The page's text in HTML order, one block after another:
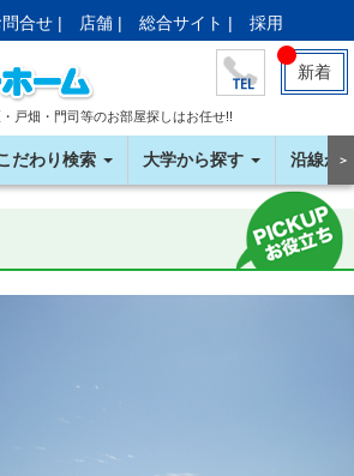
問合せ | 店舗 | 総合サイト | 採用
新着
戸畑・門司等のお部屋探しはお任せ!!
だわり検索 大学から探す 沿線か＞